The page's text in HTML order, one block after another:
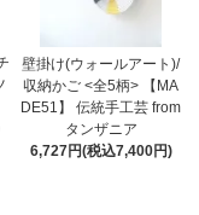
壁掛け(ウォールアート)/
収納かご <全5柄> 【MA
DE51】 伝統手工芸 from
タンザニア
6,727円(税込7,400円)